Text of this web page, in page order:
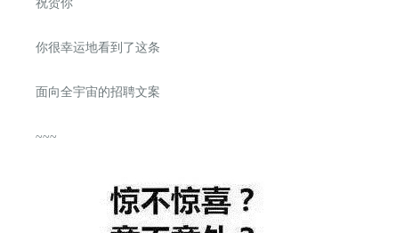
祝贺你
你很幸运地看到了这条
面向全宇宙的招聘文案
~~~